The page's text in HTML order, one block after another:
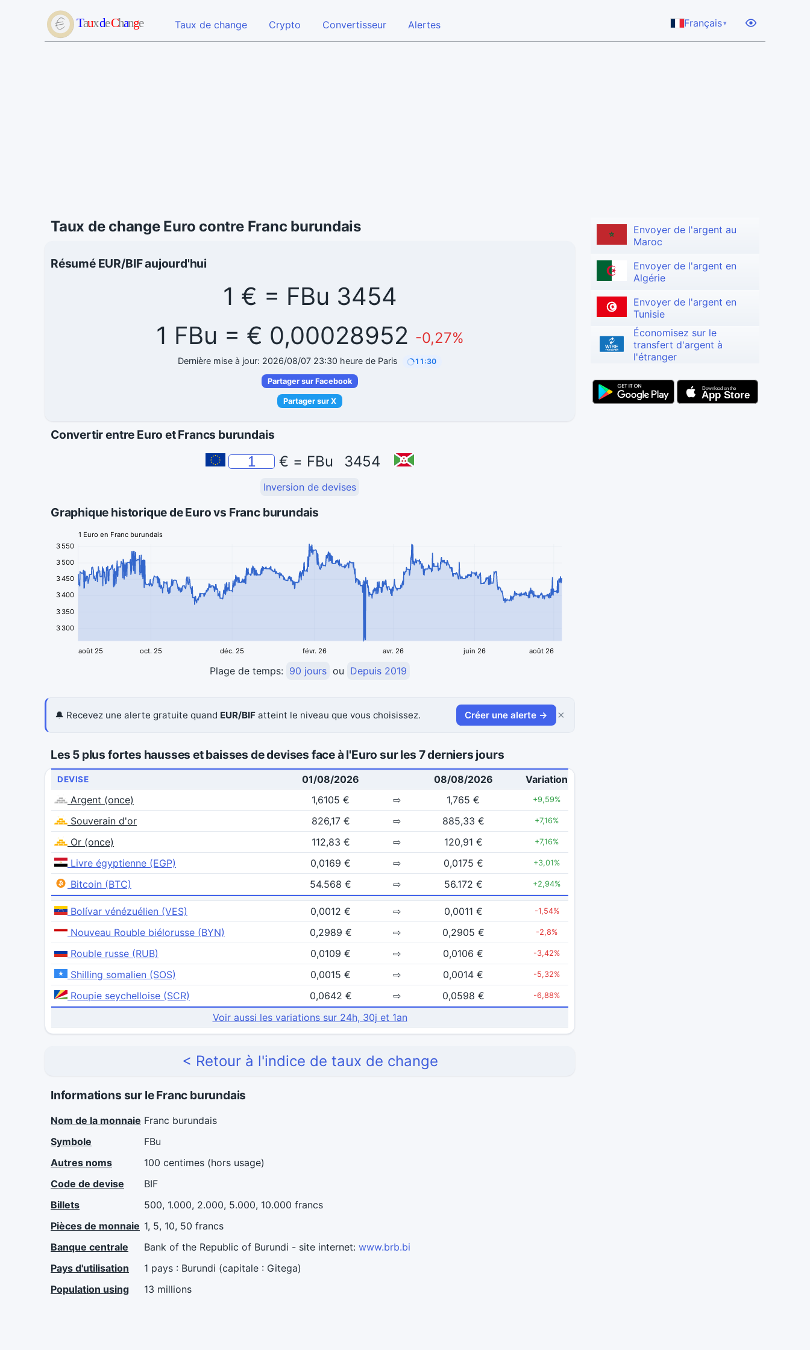
Taux de change Crypto Convertisseur Alertes Français▾
Taux de change Euro contre Franc burundais
Résumé EUR/BIF aujourd'hui
1 € = FBu 3454
1 FBu = € 0,00028952 -0,27%
Dernière mise à jour: 2026/08/07 23:30 heure de Paris 11:29
Partager sur Facebook
Partager sur X
Convertir entre Euro et Francs burundais
€ = FBu 3454
Inversion de devises
Graphique historique de Euro vs Franc burundais
3 300
3 350
3 400
3 450
3 500
3 550
août 25 oct. 25 déc. 25 févr. 26 avr. 26 juin 26 août 26
1 Euro en Franc burundais
Plage de temps: 90 jours ou Depuis 2019
🔔 Recevez une alerte gratuite quand EUR/BIF atteint le niveau que vous choisissez. Créer une alerte → ×
Les 5 plus fortes hausses et baisses de devises face à l'Euro sur les 7 derniers jours
DEVISE 01/08/2026 08/08/2026
Variation
Argent (once)
1,6105 € ⇨ 1,765 € +9,59%
Souverain d'or 826,17 € ⇨ 885,33 € +7,16%
Or (once) 112,83 € ⇨ 120,91 € +7,16%
Livre égyptienne (EGP) 0,0169 € ⇨ 0,0175 € +3,01%
Bitcoin (BTC) 54.568 € ⇨ 56.172 € +2,94%
Bolívar vénézuélien (VES) 0,0012 € ⇨ 0,0011 € -1,54%
Nouveau Rouble biélorusse (BYN) 0,2989 € ⇨ 0,2905 € -2,8%
Rouble russe (RUB) 0,0109 € ⇨ 0,0106 € -3,42%
Shilling somalien (SOS) 0,0015 € ⇨ 0,0014 € -5,32%
Roupie seychelloise (SCR) 0,0642 € ⇨ 0,0598 € -6,88%
Voir aussi les variations sur 24h, 30j et 1an
< Retour à l'indice de taux de change
Informations sur le Franc burundais
Nom de la monnaie Franc burundais
Symbole
FBu
Autres noms
100 centimes (hors usage)
Code de devise
BIF
Billets
500, 1.000, 2.000, 5.000, 10.000 francs
Pièces de monnaie 1, 5, 10, 50 francs
Banque centrale
Bank of the Republic of Burundi - site internet: www.brb.bi
Pays d'utilisation
1 pays : Burundi (capitale : Gitega)
Population using
13 millions
Envoyer de l'argent au
Maroc
Envoyer de l'argent en
Algérie
Envoyer de l'argent en
Tunisie
Économisez sur le
transfert d'argent à
l'étranger